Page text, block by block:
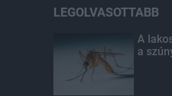
LEGOLVASOTTABB
A
a